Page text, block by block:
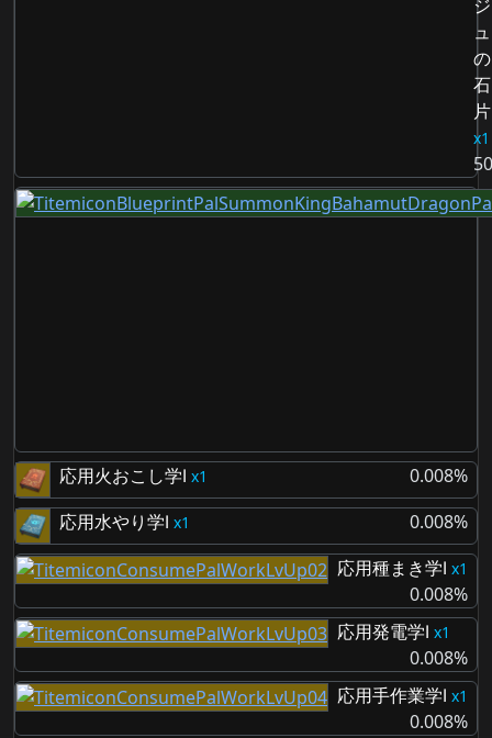
ジ
ュ
の
石
片
1
応用火おこし学Ⅰ 1
0.008%
応用水やり学Ⅰ
1
0.008%
応用種まき学Ⅰ
1
0.008%
応用発電学Ⅰ
1
0.008%
応用手作業学Ⅰ
1
0.008%